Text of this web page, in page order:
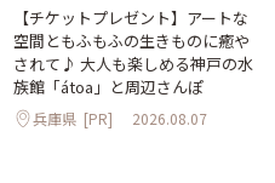
【チケットプレゼント】アートな
空間ともふもふの生きものに癒や
されて♪ 大人も楽しめる神戸の水
族館「átoa」と周辺さんぽ
兵庫県 [PR] 2026.08.07